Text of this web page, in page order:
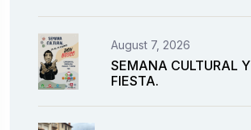
August 7, 2026
SEMANA CULTURAL Y
FIESTA.